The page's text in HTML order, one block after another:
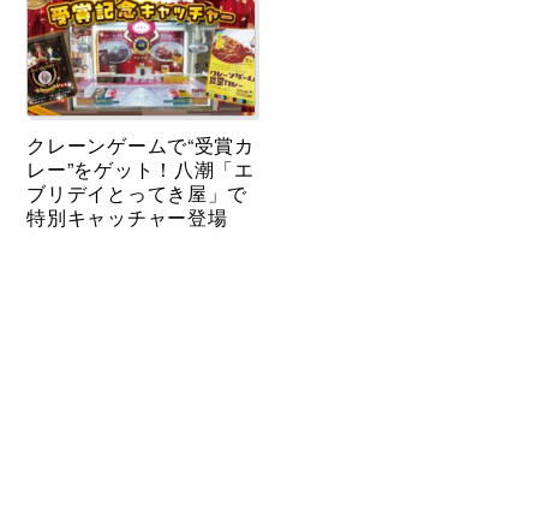
クレーンゲームで“受賞カ
レー”をゲット！八潮「エ
ブリデイとってき屋」で
特別キャッチャー登場